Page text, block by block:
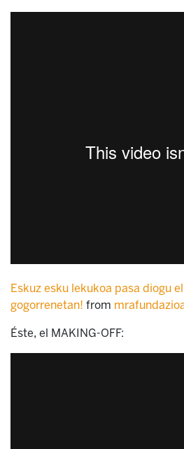
Eskuz esku lekukoa pasa diogu
gogorrenetan! from
Éste, el MAKING-OFF: